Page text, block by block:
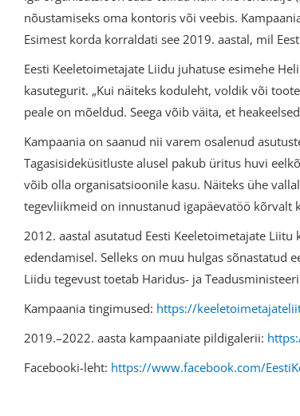
nõustamiseks oma kontoris või veebis.
Esimest korda korraldati see 2019. aastal, mil
Eesti Keeletoimetajate Liidu juhatuse esimehe
kasutegurit. „Kui näiteks koduleht, voldik või
peale on mõeldud. Seega võib väita, et
Kampaania on saanud nii varem osalenud
Tagasisideküsitluste alusel pakub üritus huvi
võib olla organisatsioonile kasu. Näiteks ühe
tegevliikmeid on innustanud igapäevatöö kõrvalt
2012. aastal asutatud Eesti Keeletoimetajate
edendamisel. Selleks on muu hulgas sõnastatud
Liidu tegevust toetab Haridus- ja
Kampaania tingimused: https://
2019.–2022. aasta kampaaniate pildigalerii:
Facebooki-leht: https://www.facebook.com/